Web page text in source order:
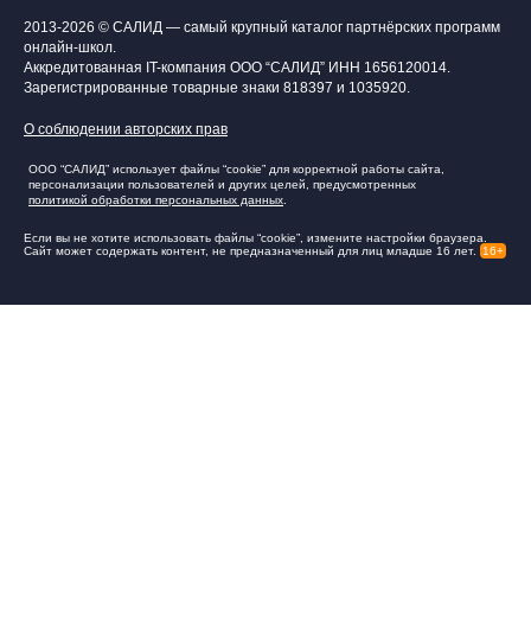
2013-2026 © САЛИД — самый крупный каталог партнёрских программ
онлайн-школ.
Аккредитованная IT-компания ООО “САЛИД” ИНН 1656120014.
Зарегистрированные товарные знаки 818397 и 1035920.
О соблюдении авторских прав
ООО “САЛИД” использует файлы “cookie” для корректной работы сайта,
персонализации пользователей и других целей, предусмотренных
политикой обработки персональных данных
Если вы не хотите использовать файлы “cookie”, измените настройки браузера.
Сайт может содержать контент, не предназначенный для лиц младше 16 лет.
16+